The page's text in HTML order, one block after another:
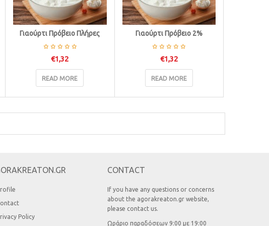
Γιαούρτι Πρόβειο Πλήρες
€1,32
READ MORE
Γιαούρτι Πρόβειο 2%
€1,32
READ MORE
Policy
CONTACT
If you have any questions or concerns
about the agorakreaton.gr website,
please contact us.
Ωράριο παραδόσεων 9:00 με 19:00